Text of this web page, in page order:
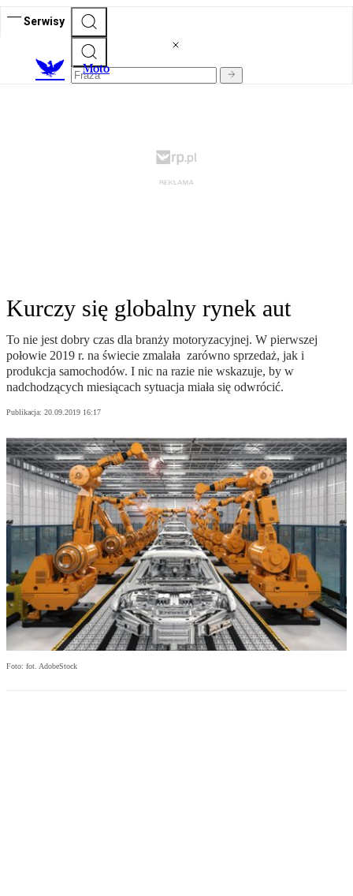
Serwisy
Moto
Kurczy się globalny rynek aut
To nie jest dobry czas dla branży motoryzacyjnej. W pierwszej
połowie 2019 r. na świecie zmalała zarówno sprzedaż, jak i
produkcja samochodów. I nic na razie nie wskazuje, by w
nadchodzących miesiącach sytuacja miała się odwrócić.
Publikacja: 20.09.2019 16:17
Foto: fot. AdobeStock